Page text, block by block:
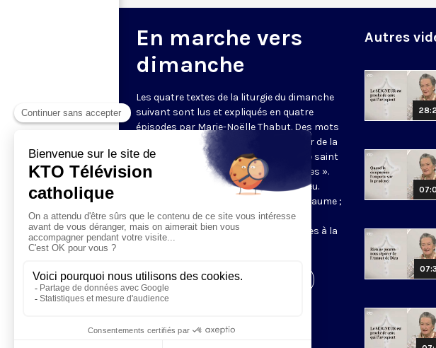
En marche vers
dimanche
Les quatre textes de la liturgie du dimanche
suivant sont lus et expliqués en quatre
épisodes par Marie-Noëlle Thabut. Des mots
simples et lumineux pour aller au cœur de la
Révélation biblique, entrer dans ce que saint
Luc appelle « l’intelligence des Écritures ».
Chaque jour, vivez avec la Parole de Dieu.
Lundi, la première lecture ; mardi, le psaume ;
mercredi, la deuxième lecture ; jeudi,
l’Évangile ; vendredi, les quatre épisodes à la
Visiter la page de l'émission
Autres